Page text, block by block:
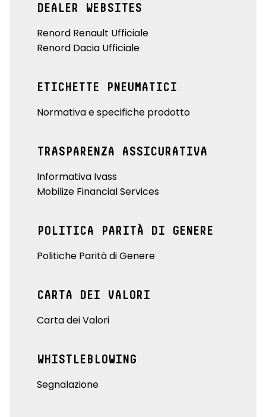
DEALER WEBSITES
Renord Renault Ufficiale
Renord Dacia Ufficiale
ETICHETTE PNEUMATICI
Normativa e specifiche prodotto
TRASPARENZA ASSICURATIVA
Informativa Ivass
Mobilize Financial Services
POLITICA PARITÀ DI GENERE
Politiche Parità di Genere
CARTA DEI VALORI
Carta dei Valori
WHISTLEBLOWING
Segnalazione